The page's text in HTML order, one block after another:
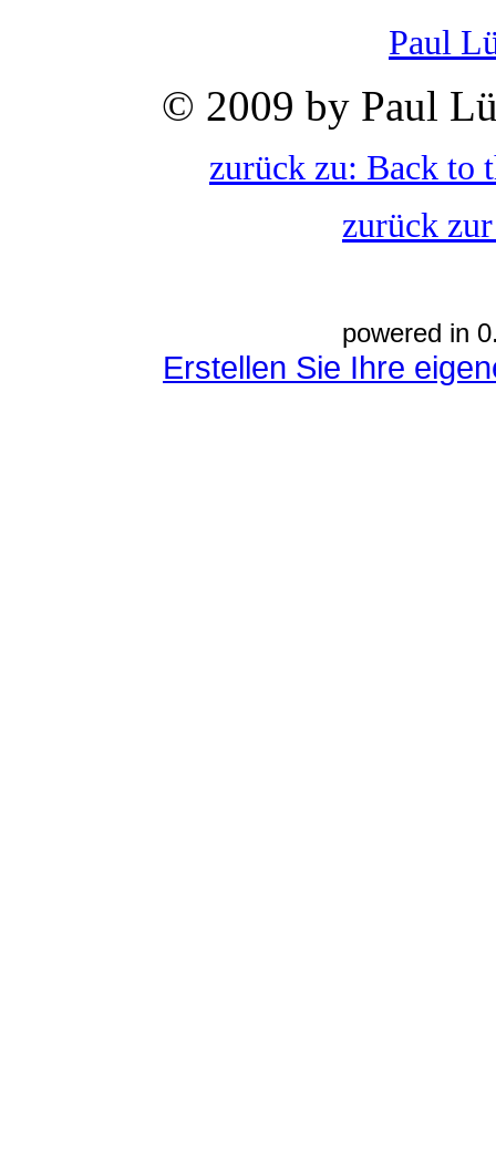
Paul
© 2009 by Paul
zurück zu: Back to
zurück
powered in
Erstellen Sie Ihre